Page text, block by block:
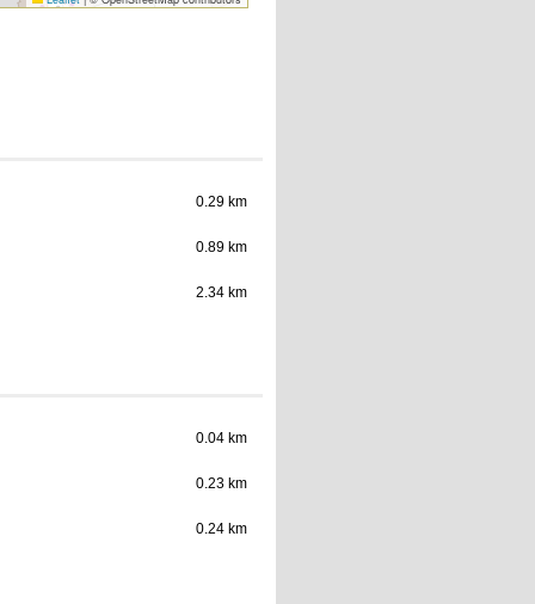
0.29 km
0.89 km
2.34 km
0.04 km
0.23 km
0.24 km